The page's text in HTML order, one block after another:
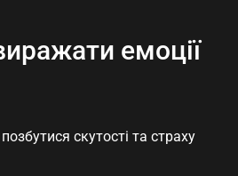
емоції
скутості та страху